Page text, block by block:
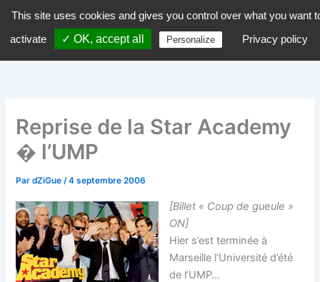
contenu
dZiGue
Reprise de la Star Academy
� l’UMP
PardZiGue/4 septembre 2006
[Billet « Coup de gueule »
ON]
Hier s’est terminée à
Marseille l’Université d’été
de l’UMP…
This site uses cookies and gives you control over what you want
activate
✓ OK, accept all Personalize Privacy policy